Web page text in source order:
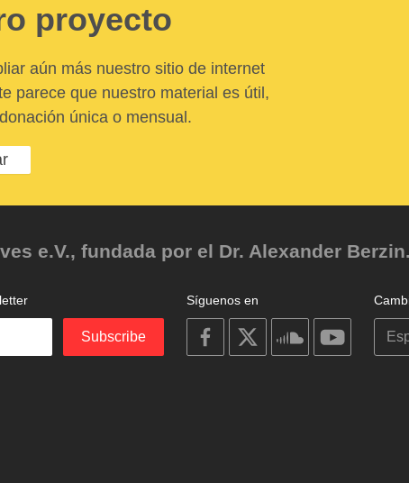
proyecto
aún más nuestro sitio de internet
parece que nuestro material es útil,
única o mensual.
e.V., fundada por el Dr. Alexander Berzin.
Síguenos en
on
facebook
on
on
soundcloudyoutube
Subscribe